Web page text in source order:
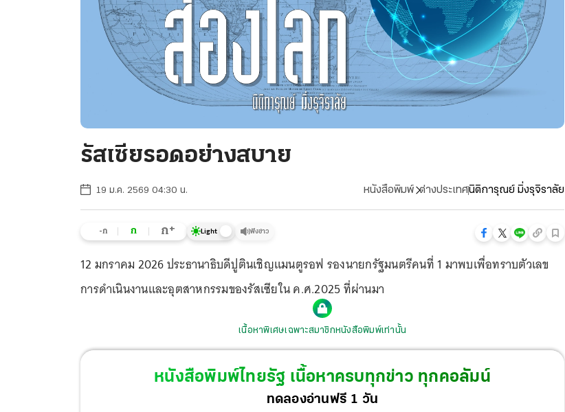
รัสเซียรอดอย่างสบาย
19 ม.ค. 2569 04:30 น. หนังสือพิมพ์ ต่างประเทศนิติการุณย์ มิ่งรุจิราลัย
-ก ก ก+ Light ฟังข่าว
12 มกราคม 2026 ประธานาธิบดีปูตินเชิญแมนตูรอฟ รองนายกรัฐมนตรีคนที่ 1 มาพบเพื่อทราบตัวเลข
การดำเนินงานและอุตสาหกรรมของรัสเซียใน ค.ศ.2025 ที่ผ่านมา
เนื้อหาพิเศษเฉพาะสมาชิกหนังสือพิมพ์เท่านั้น
หนังสือพิมพ์ไทยรัฐ เนื้อหาครบทุกข่าว ทุกคอลัมน์
ทดลองอ่านฟรี 1 วัน